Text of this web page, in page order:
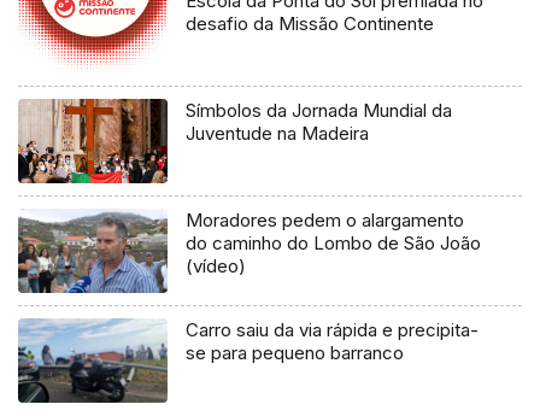
desafio da Missão Continente
Símbolos da Jornada Mundial da
Juventude na Madeira
Moradores pedem o alargamento
do caminho do Lombo de São João
(vídeo)
Carro saiu da via rápida e precipita-
se para pequeno barranco